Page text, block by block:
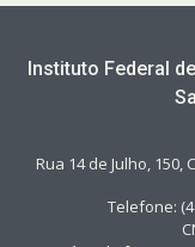
Instituto Federal
Rua 14 de Julho, 150,
Telefone: